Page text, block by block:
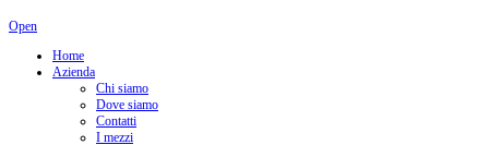
Open
Home
Azienda
Chi siamo
Dove siamo
Contatti
I mezzi